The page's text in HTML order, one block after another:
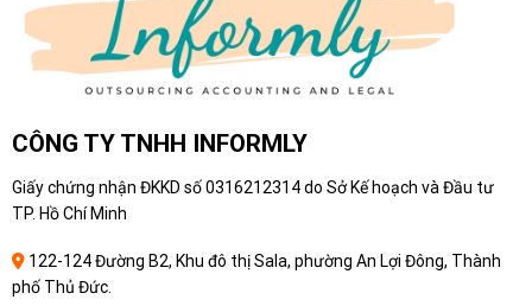
CÔNG TY TNHH INFORMLY
Giấy chứng nhận ĐKKD số 0316212314 do Sở Kế hoạch và Đầu tư
TP. Hồ Chí Minh
122-124 Đường B2, Khu đô thị Sala, phường An Lợi Đông, Thành
phố Thủ Đức.